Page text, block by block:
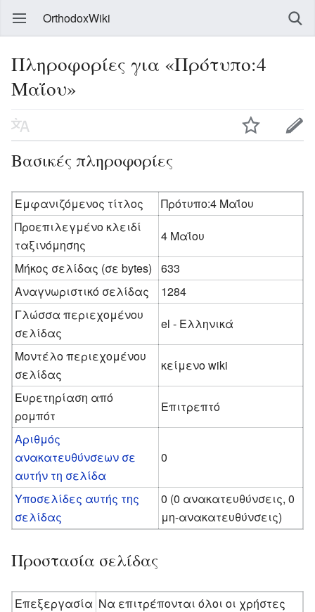
OrthodoxWiki
Πληροφορίες για «Πρότυπο:4
Μαΐου»
Βασικές πληροφορίες
Εμφανιζόμενος τίτλος
Πρότυπο:4 Μαΐου
Προεπιλεγμένο κλειδί
ταξινόμησης
4 Μαΐου
Μήκος σελίδας (σε bytes)
633
Αναγνωριστικό σελίδας
1284
Γλώσσα περιεχομένου
σελίδας
el - Ελληνικά
Μοντέλο περιεχομένου
σελίδας
κείμενο wiki
Ευρετηρίαση από
ρομπότ
Επιτρεπτό
Αριθμός
ανακατευθύνσεων σε
αυτήν τη σελίδα
0
Υποσελίδες αυτής της
σελίδας
0 (0 ανακατευθύνσεις, 0
μη-ανακατευθύνσεις)
Προστασία σελίδας
Επεξεργασία Να επιτρέπονται όλοι οι χρήστες